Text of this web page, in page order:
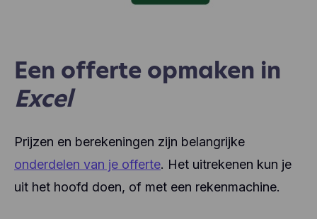
Een offerte opmaken in
Excel
Prijzen en berekeningen zijn belangrijke
onderdelen van je offerte. Het uitrekenen kun je
uit het hoofd doen, of met een rekenmachine.